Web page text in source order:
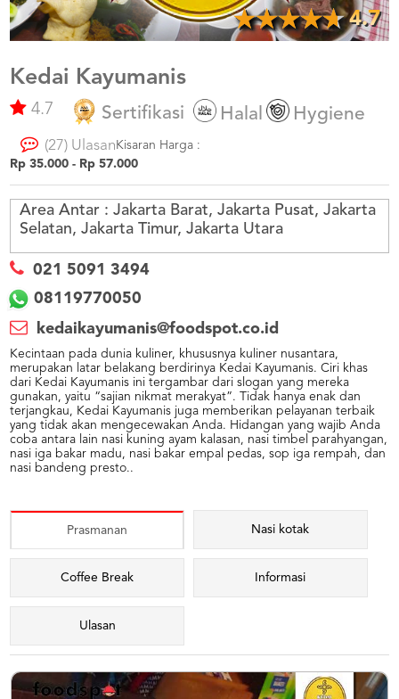
US
CATERERS
TERMS
&
CONDITIONS
CALL
CENTER
3494
LOGIN
DAFTAR
4.7
Kedai Kayumanis
4.7 Sertifikasi Halal Hygiene
(27) Ulasan Kisaran Harga :
Rp 35.000 - Rp 57.000
Area Antar : Jakarta Barat, Jakarta Pusat, Jakarta
Selatan, Jakarta Timur, Jakarta Utara
021 5091 3494
08119770050
kedaikayumanis@foodspot.co.id
Kecintaan pada dunia kuliner, khususnya kuliner nusantara,
merupakan latar belakang berdirinya Kedai Kayumanis. Ciri khas
dari Kedai Kayumanis ini tergambar dari slogan yang mereka
gunakan, yaitu “sajian nikmat merakyat”. Tidak hanya enak dan
terjangkau, Kedai Kayumanis juga memberikan pelayanan terbaik
yang tidak akan mengecewakan Anda. Hidangan yang wajib Anda
coba antara lain nasi kuning ayam kalasan, nasi timbel parahyangan,
nasi iga bakar madu, nasi bakar empal pedas, sop iga rempah, dan
nasi bandeng presto..
Prasmanan Nasi kotak
Coffee Break Informasi
Ulasan